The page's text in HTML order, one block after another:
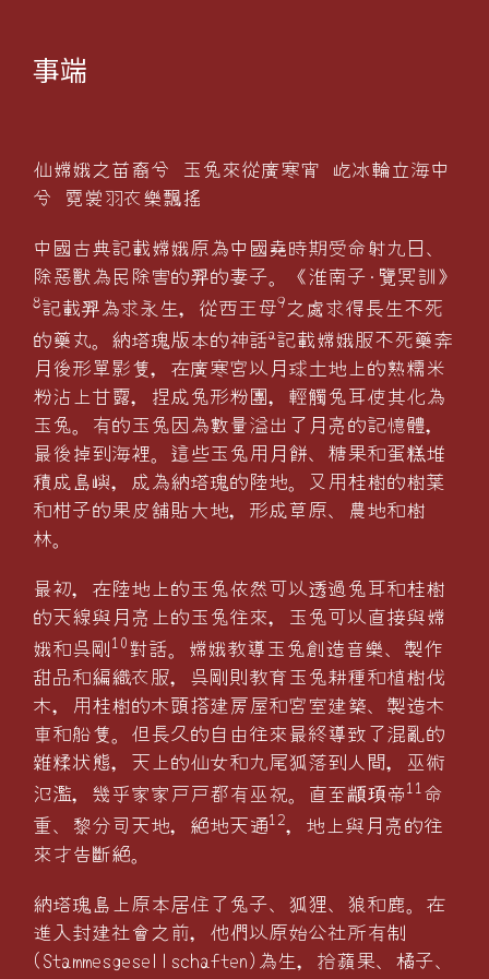
事端
仙嫦娥之苗裔兮 玉兔來從廣寒宵 屹冰輪立海中
兮 霓裳羽衣樂飄搖
中國古典記載嫦娥原為中國堯時期受命射九日、
除惡獸為民除害的羿的妻子。《淮南子·覽冥訓》
8記載羿 為求永生，從西王母9之處求得長生不死
的藥丸。納塔瑰版本的神話a記載嫦娥服不死藥奔
月後形單影隻，在廣寒宮以月球土地上的熟糯米
粉沾上甘露，捏成兔形粉團，輕觸兔耳使其化為
玉兔。有的玉兔因為數量溢出了月亮的記憶體，
最後掉到海裡。這些玉兔用月餅、糖果和蛋糕堆
積成島嶼，成為納塔瑰的陸地。又用桂樹的樹葉
和柑子的果皮舖貼大地，形成草原、農地和樹
林。
最初，在陸地上的玉兔依然可以透過兔耳和桂樹
的天線與月亮上的玉兔往來，玉兔可以直接與嫦
娥和呉剛10對話。嫦娥教導玉兔創造音樂、製作
甜品和編織衣服，呉剛則教育玉兔耕種和植樹伐
木，用桂樹的木頭搭建房屋和宮室建築、製造木
車和船隻。但長久的自由往來最終導致了混亂的
雜糅状態，天上的仙女和九尾狐落到人間，巫術
氾濫，幾乎家家戸戸都有巫祝。直至顓頊帝11 命
重、黎分司天地，絶地天通12，地上與月亮的往
來才告斷絶。
納塔瑰島上原本居住了兔子、狐狸、狼和鹿。在
進入封建社會之前，他們以原始公社所有制
(Stammesgesellschaften)為生，拾蘋果、橘子、